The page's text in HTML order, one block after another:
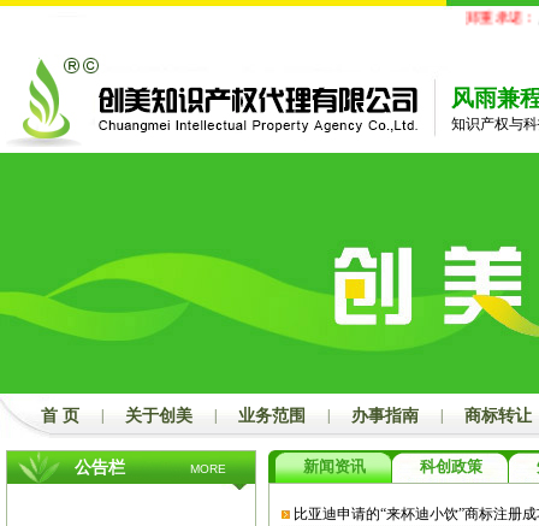
郑重承诺：
风雨兼
知识产权与
首 页 关于创美 业务范围 办事指南 商标转让
公告栏 MORE 新闻资讯 科创政策
比亚迪申请的“来杯迪小饮”商标注册